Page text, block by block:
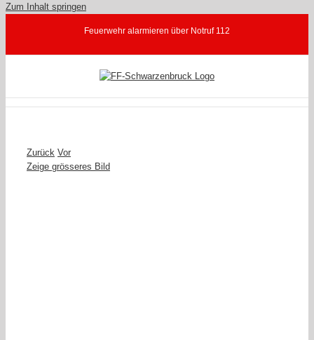
Zum Inhalt springen
Feuerwehr alarmieren über Notruf 112
Zurück Vor
Zeige grösseres Bild